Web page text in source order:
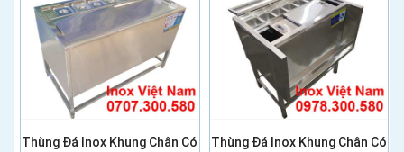
Thùng Đá Inox Khung Chân Có
Thùng Đá Inox Khung Chân Có